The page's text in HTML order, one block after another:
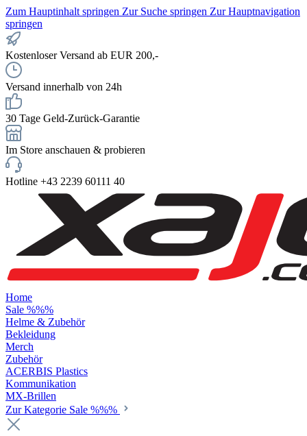
Zum Hauptinhalt springen Zur Suche springen Zur Hauptnavigation
springen
Kostenloser Versand ab EUR 200,-
Versand innerhalb von 24h
30 Tage Geld-Zurück-Garantie
Im Store anschauen & probieren
Hotline +43 2239 60111 40
Home
Sale %%%
Helme & Zubehör
Bekleidung
Merch
Zubehör
ACERBIS Plastics
Kommunikation
MX-Brillen
Zur Kategorie Sale %%%